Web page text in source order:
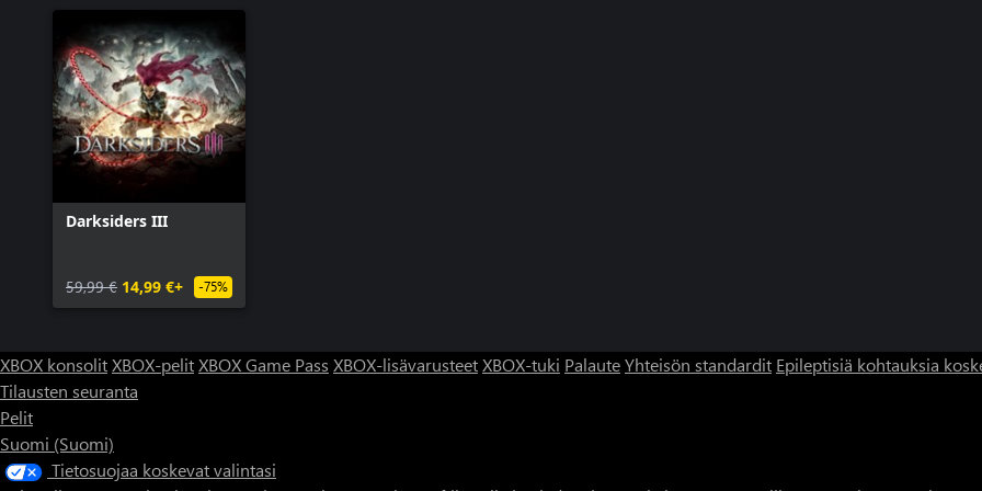
Darksiders III
59,99 € 14,99 €+ -75%
XBOX konsolitXBOX-pelitXBOX Game Pass XBOX-lisävarusteetXBOX-tuki PalauteYhteisön standardit Epileptisiä kohtauksia
Tilausten seuranta
Pelit
Suomi (Suomi)
Tietosuojaa koskevat valintasi